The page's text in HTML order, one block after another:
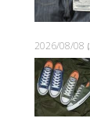
2026/08/08